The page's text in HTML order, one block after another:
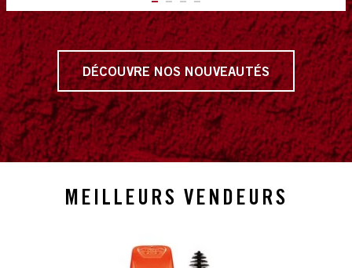
ITEM 01 (CURRENT SLIDE)
ITEM 02
ITEM 03
ITEM 04
DÉCOUVRE NOS NOUVEAUTÉS
MEILLEURS VENDEURS